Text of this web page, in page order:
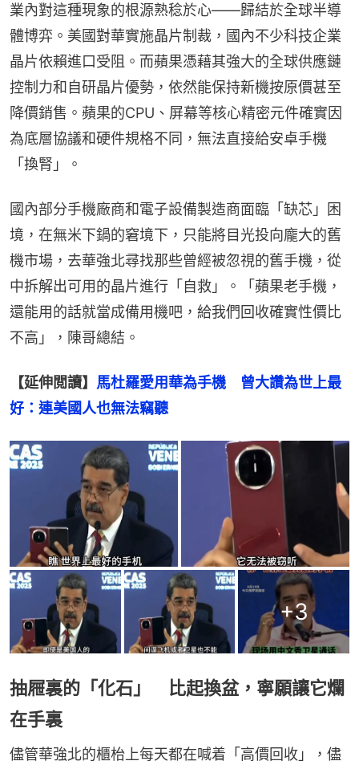
業內對這種現象的根源熟稔於心——歸結於全球半導
體博弈。美國對華實施晶片制裁，國內不少科技企業
晶片依賴進口受阻。而蘋果憑藉其強大的全球供應鏈
控制力和自研晶片優勢，依然能保持新機按原價甚至
降價銷售。蘋果的CPU、屏幕等核心精密元件確實因
為底層協議和硬件規格不同，無法直接給安卓手機
「換腎」。
國內部分手機廠商和電子設備製造商面臨「缺芯」困
境，在無米下鍋的窘境下，只能將目光投向龐大的舊
機市場，去華強北尋找那些曾經被忽視的舊手機，從
中拆解出可用的晶片進行「自救」。「蘋果老手機，
還能用的話就當成備用機吧，給我們回收確實性價比
不高」，陳哥總結。
【延伸閲讀】 馬杜羅愛用華為手機　曾大讚為世上最
好：連美國人也無法竊聽
+3
抽屜裏的「化石」 比起換盆，寧願讓它爛
在手裏
儘管華強北的櫃枱上每天都在喊着「高價回收」，儘